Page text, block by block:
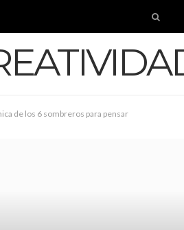
de los 6 sombreros para pensar